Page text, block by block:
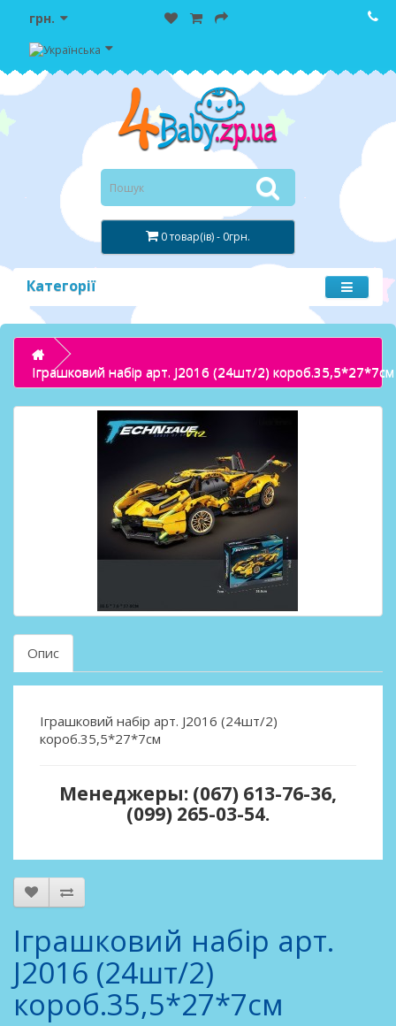
грн.
0 товар(ів) - 0грн.
Категорії
Іграшковий набір арт. J2016 (24шт/2) короб.35,5*27*7см
Опис
Іграшковий набір арт. J2016 (24шт/2)
короб.35,5*27*7см
Менеджеры: (067) 613-76-36,
(099) 265-03-54.
Іграшковий набір арт.
J2016 (24шт/2)
короб.35,5*27*7см